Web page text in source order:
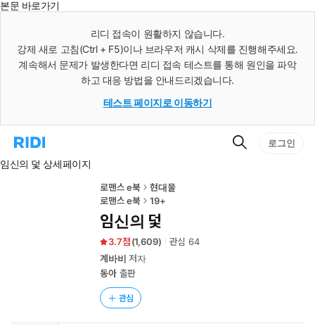
본문 바로가기
리디 접속이 원활하지 않습니다.
강제 새로 고침(Ctrl + F5)이나 브라우저 캐시 삭제를 진행해주세요.
계속해서 문제가 발생한다면 리디 접속 테스트를 통해 원인을 파악
하고 대응 방법을 안내드리겠습니다.
테스트 페이지로 이동하기
리
홈
검
로그인
임신의 덫 상세페이지
로맨스 e북
현대물
로맨스 e북
19+
임신의 덫
3.7 (1,609) 관심64
계바비 저자
동아출판
관심